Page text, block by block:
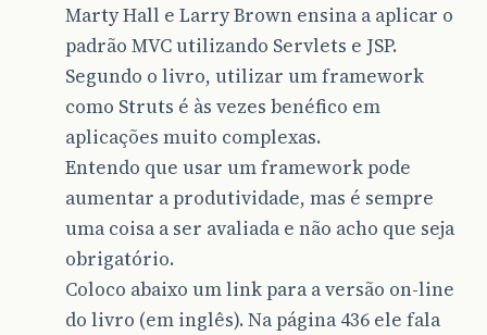
Marty Hall e Larry Brown ensina a aplicar o
padrão MVC utilizando Servlets e JSP.
Segundo o livro, utilizar um framework
como Struts é às vezes benéfico em
aplicações muito complexas.
Entendo que usar um framework pode
aumentar a produtividade, mas é sempre
uma coisa a ser avaliada e não acho que seja
obrigatório.
Coloco abaixo um link para a versão on-line
do livro (em inglês). Na página 436 ele fala